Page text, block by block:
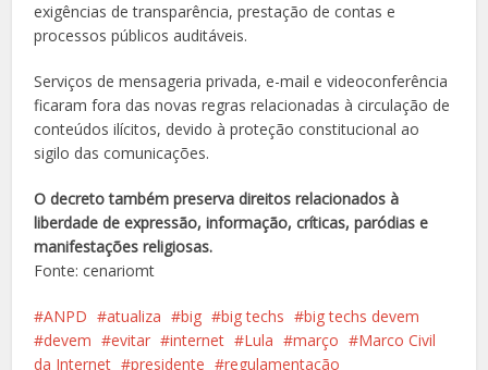
exigências de transparência, prestação de contas e
processos públicos auditáveis.
Serviços de mensageria privada, e-mail e videoconferência
ficaram fora das novas regras relacionadas à circulação de
conteúdos ilícitos, devido à proteção constitucional ao
sigilo das comunicações.
O decreto também preserva direitos relacionados à
liberdade de expressão, informação, críticas, paródias e
manifestações religiosas.
Fonte: cenariomt
ANPD atualiza big big techs
big techs devem
devem
evitar internet Lula março
Marco Civil
da Internet
presidente regulamentação